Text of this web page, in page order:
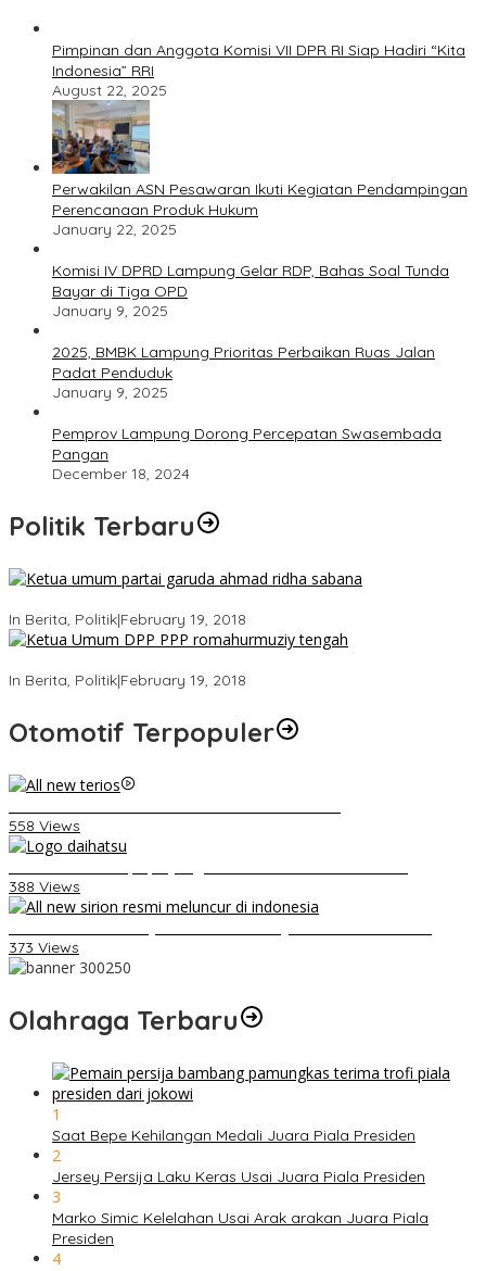
Pimpinan dan Anggota Komisi VII DPR RI Siap Hadiri “Kita
Indonesia” RRI
August 22, 2025
Perwakilan ASN Pesawaran Ikuti Kegiatan Pendampingan
Perencanaan Produk Hukum
January 22, 2025
Komisi IV DPRD Lampung Gelar RDP, Bahas Soal Tunda
Bayar di Tiga OPD
January 9, 2025
2025, BMBK Lampung Prioritas Perbaikan Ruas Jalan
Padat Penduduk
January 9, 2025
Pemprov Lampung Dorong Percepatan Swasembada
Pangan
December 18, 2024
Politik Terbaru
In Berita, Politik|February 19, 2018
In Berita, Politik|February 19, 2018
Otomotif Terpopuler
558 Views
388 Views
373 Views
Olahraga Terbaru
1
Saat Bepe Kehilangan Medali Juara Piala Presiden
2
Jersey Persija Laku Keras Usai Juara Piala Presiden
3
Marko Simic Kelelahan Usai Arak arakan Juara Piala
Presiden
4